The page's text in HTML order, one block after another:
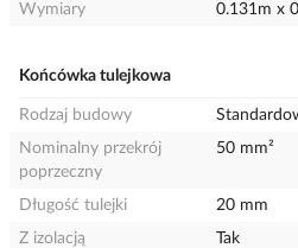
Wymiary
0.131m x
Końcówka tulejkowa
Rodzaj budowy
Nominalny przekrój
poprzeczny
50 mm²
Długość tulejki
20 mm
Z izolacją
Tak